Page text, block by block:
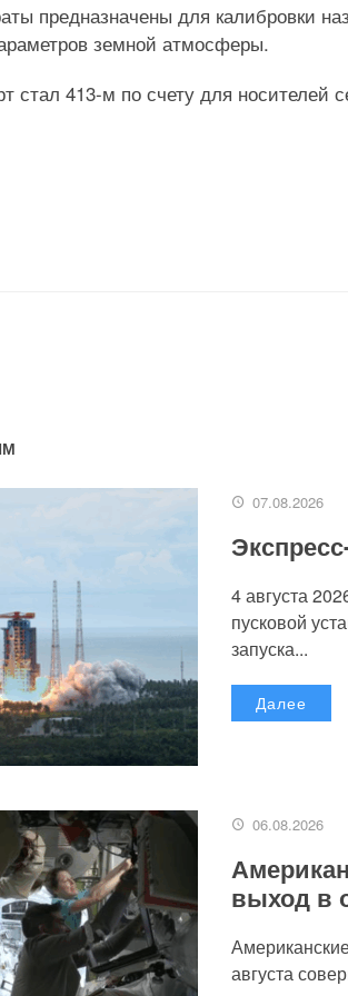
предназначены для калибровки
земной атмосферы.
стал 413-м по счету для носителей
07.08.2026
4 августа
пусковой
запуска...
Далее
06.08.2026
выход в
августа